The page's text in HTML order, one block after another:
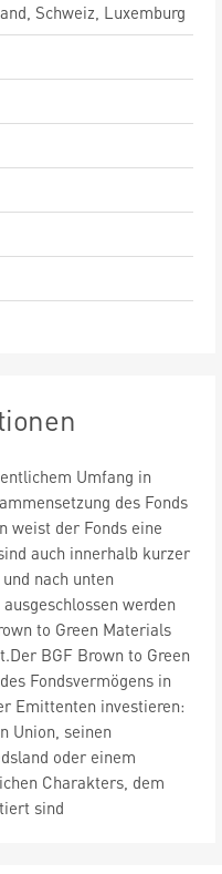
Schweiz, Luxemburg
Umfang in
des Fonds
weist der Fonds eine
auch innerhalb kurzer
nach unten
werden
to Green Materials
BGF Brown to Green
Fondsvermögens in
Emittenten investieren:
Union, seinen
oder einem
Charakters, dem
sind